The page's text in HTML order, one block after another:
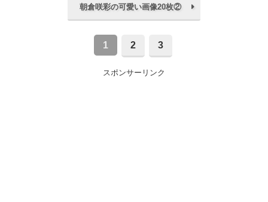
朝倉咲彩の可愛い画像20枚②
1 2 3
スポンサーリンク